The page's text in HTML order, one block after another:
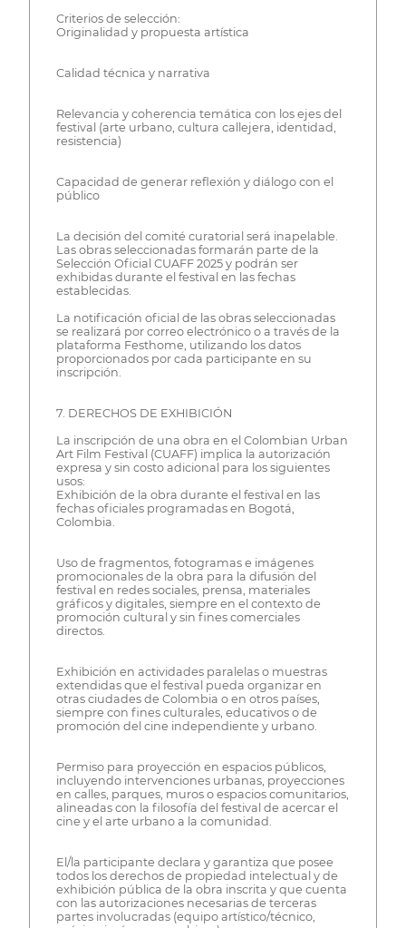
Criterios de selección:
Originalidad y propuesta artística
Calidad técnica y narrativa
Relevancia y coherencia temática con los ejes del
festival (arte urbano, cultura callejera, identidad,
resistencia)
Capacidad de generar reflexión y diálogo con el
público
La decisión del comité curatorial será inapelable.
Las obras seleccionadas formarán parte de la
Selección Oficial CUAFF 2025 y podrán ser
exhibidas durante el festival en las fechas
establecidas.
La notificación oficial de las obras seleccionadas
se realizará por correo electrónico o a través de la
plataforma Festhome, utilizando los datos
proporcionados por cada participante en su
inscripción.
7. DERECHOS DE EXHIBICIÓN
La inscripción de una obra en el Colombian Urban
Art Film Festival (CUAFF) implica la autorización
expresa y sin costo adicional para los siguientes
usos:
Exhibición de la obra durante el festival en las
fechas oficiales programadas en Bogotá,
Colombia.
Uso de fragmentos, fotogramas e imágenes
promocionales de la obra para la difusión del
festival en redes sociales, prensa, materiales
gráficos y digitales, siempre en el contexto de
promoción cultural y sin fines comerciales
directos.
Exhibición en actividades paralelas o muestras
extendidas que el festival pueda organizar en
otras ciudades de Colombia o en otros países,
siempre con fines culturales, educativos o de
promoción del cine independiente y urbano.
Permiso para proyección en espacios públicos,
incluyendo intervenciones urbanas, proyecciones
en calles, parques, muros o espacios comunitarios,
alineadas con la filosofía del festival de acercar el
cine y el arte urbano a la comunidad.
El/la participante declara y garantiza que posee
todos los derechos de propiedad intelectual y de
exhibición pública de la obra inscrita y que cuenta
con las autorizaciones necesarias de terceras
partes involucradas (equipo artístico/técnico,